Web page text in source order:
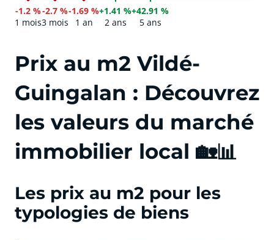
-1.2 %
1 mois
-2.7 %
3 mois
-1.69 %
1 an
+1.41 %
2 ans
+42.91 %
5 ans
Prix au m2 Vildé-
Guingalan : Découvrez
les valeurs du marché
immobilier local 🏡📊
Les prix au m2 pour les
typologies de biens